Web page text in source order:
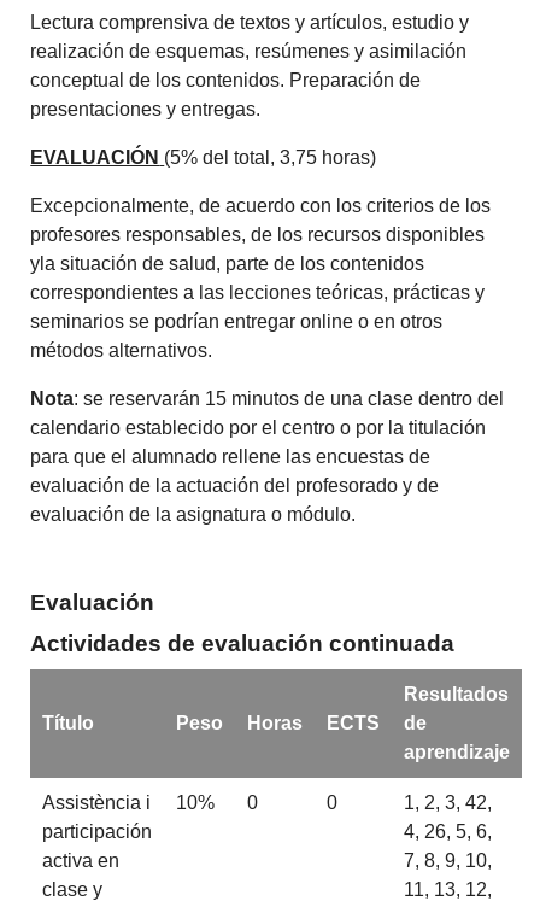
Lectura comprensiva de textos y artículos, estudio y
realización de esquemas, resúmenes y asimilación
conceptual de los contenidos. Preparación de
presentaciones y entregas.
EVALUACIÓN (5% del total, 3,75 horas)
Excepcionalmente, de acuerdo con los criterios de los
profesores responsables, de los recursos disponibles
yla situación de salud, parte de los contenidos
correspondientes a las lecciones teóricas, prácticas y
seminarios se podrían entregar online o en otros
métodos alternativos.
Nota: se reservarán 15 minutos de una clase dentro del
calendario establecido por el centro o por la titulación
para que el alumnado rellene las encuestas de
evaluación de la actuación del profesorado y de
evaluación de la asignatura o módulo.
Evaluación
Actividades de evaluación continuada
Título Peso Horas ECTS
Resultados
de
aprendizaje
Assistència i
participación
activa en
clase y
10% 0 0
1, 2, 3, 42,
4, 26, 5, 6,
7, 8, 9, 10,
11, 13, 12,